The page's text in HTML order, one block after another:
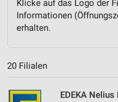
Klicke auf das Logo der
Informationen
erhalten.
20 Filialen
EDEKA Nelius